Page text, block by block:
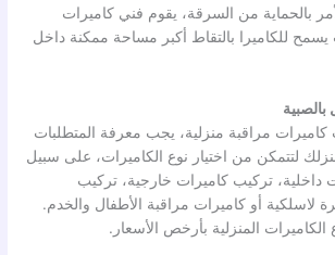
بالحماية من السرقة، يقوم فني كاميرات
يسمح للكاميرا بالتقاط أكبر مساحة ممكنة داخل
كاميرات مراقبة منزلية، يجب معرفة المتطلبات
منزلك لتتمكن من اختيار نوع الكاميرات، على سبيل
داخلية، تركيب كاميرات خارجية، تركيب
لاسلكية أو كاميرات مراقبة الأطفال والخدم.
المنزلية بأرخص الأسعار.